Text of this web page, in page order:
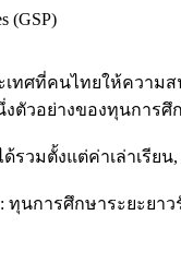
(GSP)
ไทยให้ความสนใจ
งตัวอย่างของทุนกา
แต่ค่าเล่าเรียน, ค่า
รศึกษาระยะยาวรับ